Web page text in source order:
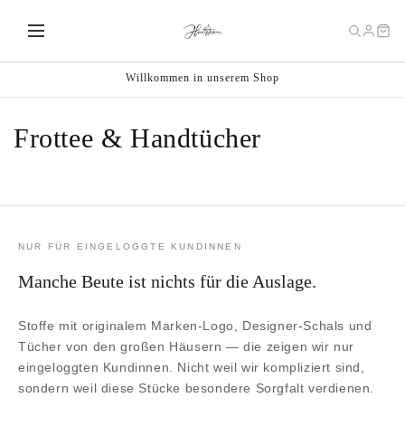
Inhalt
Willkommen in unserem Shop
K
t
e
g
o
r
i
Frottee & Handtücher
NUR FÜR EINGELOGGTE KUNDINNEN
Manche Beute ist nichts für die Auslage.
Stoffe mit originalem Marken-Logo, Designer-Schals und
Tücher von den großen Häusern — die zeigen wir nur
eingeloggten Kundinnen. Nicht weil wir kompliziert sind,
sondern weil diese Stücke besondere Sorgfalt verdienen.